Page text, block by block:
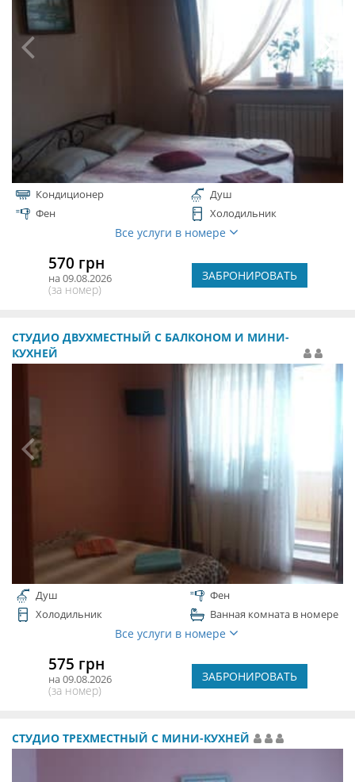
Кондиционер
Душ
Фен
Холодильник
Все услуги в номере
570 грн
на 09.08.2026
(за номер)
ЗАБРОНИРОВАТЬ
СТУДИО ДВУХМЕСТНЫЙ С БАЛКОНОМ И МИНИ-
КУХНЕЙ
Душ
Фен
Холодильник
Ванная комната в номере
Все услуги в номере
575 грн
на 09.08.2026
(за номер)
ЗАБРОНИРОВАТЬ
СТУДИО ТРЕХМЕСТНЫЙ С МИНИ-КУХНЕЙ